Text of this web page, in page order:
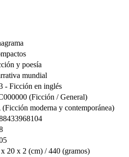
y poesía
mundial
- Ficción en inglés
(Ficción / General)
(Ficción moderna y contemporánea)
x 20 x 2 (cm) / 440 (gramos)